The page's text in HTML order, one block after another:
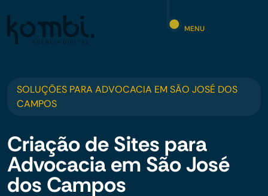
MENU
SOLUÇÕES PARA ADVOCACIA EM SÃO JOSÉ DOS
CAMPOS
Criação de Sites para
Advocacia em São José
dos Campos